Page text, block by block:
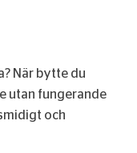
När bytte du
utan fungerande
och